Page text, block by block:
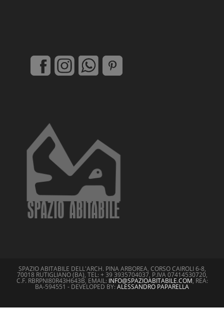
SPAZIO ABITABILE DELL'ARCH. PINA ARBOREA, CORSO CAIROLI 6-8,
70018 RUTIGLIANO (BA), TEL: + 39 3935704037, P.IVA 07414530720,
C.F. RBRPNI80R43H643B, EMAIL: INFO@SPAZIOABITABILE.COM, REA:
BA-594551 - DEVELOPED BY: ALESSANDRO PAPARELLA